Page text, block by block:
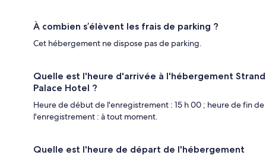
À combien s’élèvent les frais de parking ?
Cet hébergement ne dispose pas de parking.
Quelle est l'heure d'arrivée à l'hébergement Strand
Palace Hotel ?
Heure de début de l'enregistrement : 15 h 00 ; heure de fin de
l'enregistrement : à tout moment.
Quelle est l'heure de départ de l'hébergement